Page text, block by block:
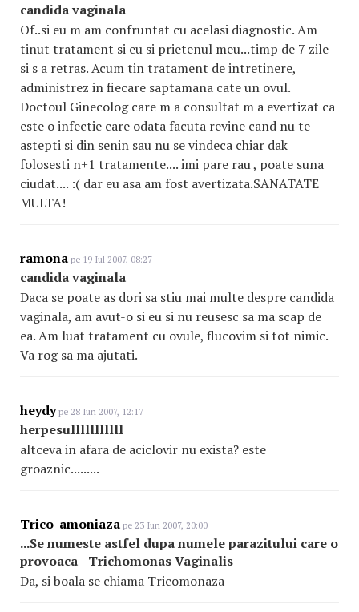
candida vaginala
Of..si eu m am confruntat cu acelasi diagnostic. Am
tinut tratament si eu si prietenul meu...timp de 7 zile
si s a retras. Acum tin tratament de intretinere,
administrez in fiecare saptamana cate un ovul.
Doctoul Ginecolog care m a consultat m a evertizat ca
este o infectie care odata facuta revine cand nu te
astepti si din senin sau nu se vindeca chiar dak
folosesti n+1 tratamente.... imi pare rau , poate suna
ciudat.... :( dar eu asa am fost avertizata.SANATATE
MULTA!
ramona pe 19 Iul 2007, 08:27
candida vaginala
Daca se poate as dori sa stiu mai multe despre candida
vaginala, am avut-o si eu si nu reusesc sa ma scap de
ea. Am luat tratament cu ovule, flucovim si tot nimic.
Va rog sa ma ajutati.
heydype 28 Iun 2007, 12:17
herpesulllllllllll
altceva in afara de aciclovir nu exista? este
groaznic.........
Trico-amoniaza pe 23 Iun 2007, 20:00
...Se numeste astfel dupa numele parazitului care o
provoaca - Trichomonas Vaginalis
Da, si boala se chiama Tricomonaza